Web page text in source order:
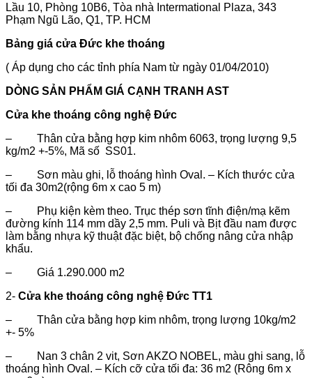
Lầu 10, Phòng 10B6, Tòa nhà Intermational Plaza, 343
Phạm Ngũ Lão, Q1, TP. HCM
Bảng giá cửa Đức khe thoáng
( Áp dụng cho các tỉnh phía Nam từ ngày 01/04/2010)
DÒNG SẢN PHẨM GIÁ CẠNH TRANH AST
Cửa khe thoáng công nghệ Đức
– Thân cửa bằng hợp kim nhôm 6063, trọng lượng 9,5
kg/m2 +-5%, Mã số SS01.
– Sơn màu ghi, lỗ thoáng hình Oval. – Kích thước cửa
tối đa 30m2(rộng 6m x cao 5 m)
– Phụ kiện kèm theo. Trục thép sơn tĩnh điện/mạ kẽm
đường kính 114 mm dầy 2,5 mm. Puli và Bịt đầu nam được
làm bằng nhựa kỹ thuật đặc biệt, bộ chống nâng cửa nhập
khẩu.
– Giá 1.290.000 m2
2- Cửa khe thoáng công nghệ Đức TT1
– Thân cửa bằng hợp kim nhôm, trọng lượng 10kg/m2
+- 5%
– Nan 3 chân 2 vit, Sơn AKZO NOBEL, màu ghi sang, lỗ
thoáng hình Oval. – Kích cỡ cửa tối đa: 36 m2 (Rông 6m x